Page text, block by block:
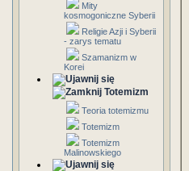
Mity
kosmogoniczne Syberii
Religie Azji i Syberii
- zarys tematu
Szamanizm w
Korei
Totemizm
Teoria totemizmu
Totemizm
Totemizm
Malinowskiego